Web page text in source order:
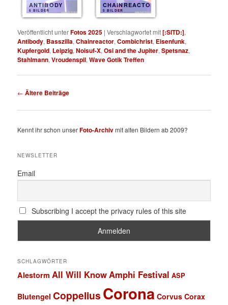
ANTIBODY
6 BILDER
CHAINREACTOR
5 BILDER
Veröffentlicht unterFotos 2025 |Verschlagwortet mit[:SITD:],
Antibody, Basszilla,Chainreactor,Combichrist, Eisenfunk,
Kupfergold, Leipzig,Noisuf-X,Osi and the Jupiter,Spetsnaz,
Stahlmann,Vroudenspil,Wave Gotik Treffen
Beitragsnavigation
← Ältere Beiträge
Kennt ihr schon unserFoto-Archivmit alten Bildern ab 2009?
NEWSLETTER
Email
Subscribing I accept the privacy rules of this site
SCHLAGWÖRTER
Alestorm All Will KnowAmphi Festival ASP
Blutengel Coppelius Corona Corvus Corax